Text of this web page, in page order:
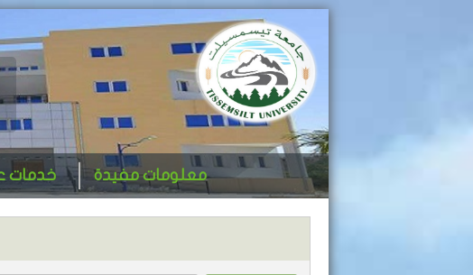
خدمات معلومات مفيدة